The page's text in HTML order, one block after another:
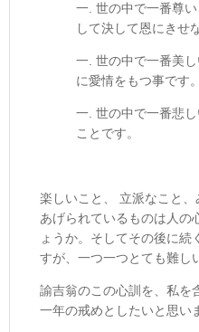
一. 世の中で一番尊
して決して恩にきせ
一. 世の中で一番美
に愛情をもつ事です。
一. 世の中で一番悲
ことです。
楽しいこと、 立派なこと
あげられているものは人の
ょうか。そしてその後に
すが、一つ一つとても難し
諭吉翁のこの心訓を、私を
一年の戒めとしたいと思い